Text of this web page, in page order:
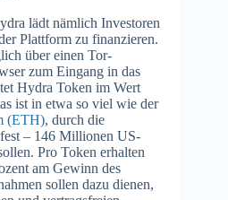
lädt nämlich Investoren
Plattform zu finanzieren.
über einen Tor-
zum Eingang in das
Hydra Token im Wert
ist in etwa so viel wie der
(ETH), durch die
– 146 Millionen US-
Pro Token erhalten
am Gewinn des
sollen dazu dienen,